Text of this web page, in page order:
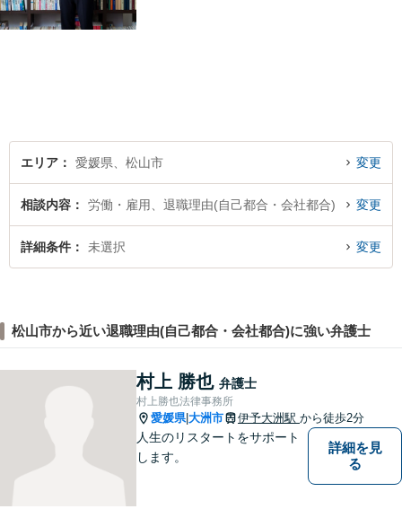
エリア 愛媛県、松山市 変更
相談内容 労働・雇用、退職理由(自己都合・会社都合) 変更
詳細条件 未選択 変更
松山市から近い退職理由(自己都合・会社都合)に強い弁護士
村上 勝也 弁護士
村上勝也法律事務所
愛媛県|大洲市 伊予大洲駅 から徒歩2分
人生のリスタートをサポート
します。
詳細を見
る